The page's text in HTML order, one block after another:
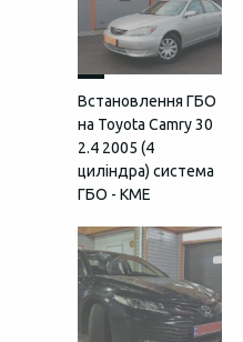
Встановлення ГБО
на Toyota Camry 30
2.4 2005 (4
циліндра) система
ГБО - KME